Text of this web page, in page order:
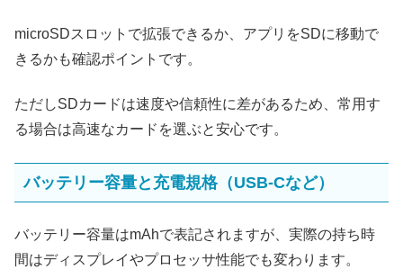
microSDスロットで拡張できるか、アプリをSDに移動で
きるかも確認ポイントです。
ただしSDカードは速度や信頼性に差があるため、常用す
る場合は高速なカードを選ぶと安心です。
バッテリー容量と充電規格（USB-Cなど）
バッテリー容量はmAhで表記されますが、実際の持ち時
間はディスプレイやプロセッサ性能でも変わります。